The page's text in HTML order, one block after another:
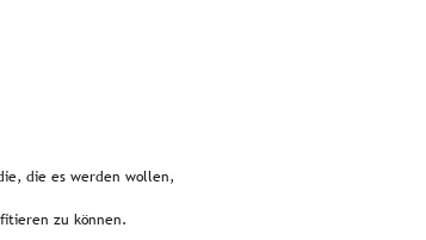
die es werden wollen,
zu können.